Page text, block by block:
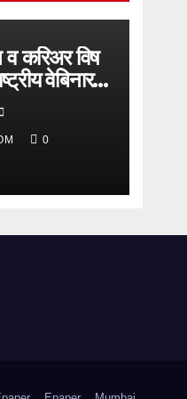
व करिअर विष
वेबिनारला
प्रतिसाद
0